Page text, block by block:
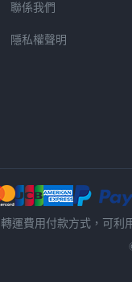
聯係我們
隱私權聲明
轉運費用付款方式，可利